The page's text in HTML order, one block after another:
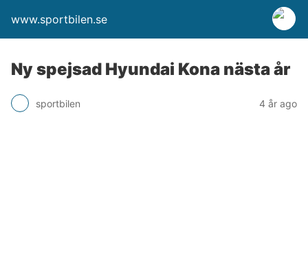
www.sportbilen.se
Ny spejsad Hyundai Kona nästa år
sportbilen 4 år ago